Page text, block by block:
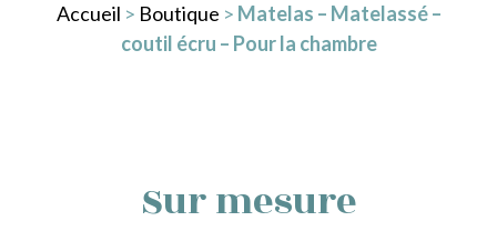
Accueil > Boutique > Matelas – Matelassé –
coutil écru – Pour la chambre
Sur mesure